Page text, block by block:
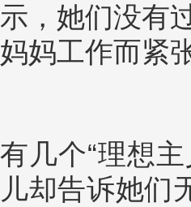
示，她们没有
妈妈工作而紧
有几个“理想
儿却告诉她们